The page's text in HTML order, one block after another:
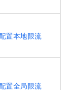
置本地限流
置全局限流